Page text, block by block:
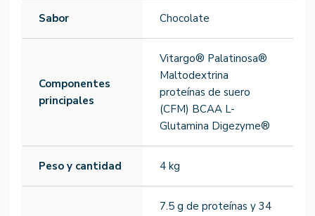
Sabor Chocolate
Componentes
principales
Vitargo® Palatinosa®
Maltodextrina
proteínas de suero
(CFM) BCAA L-
Glutamina Digezyme®
Peso y cantidad 4 kg
7.5 g de proteínas y 34